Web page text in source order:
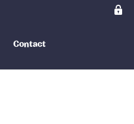
Contact